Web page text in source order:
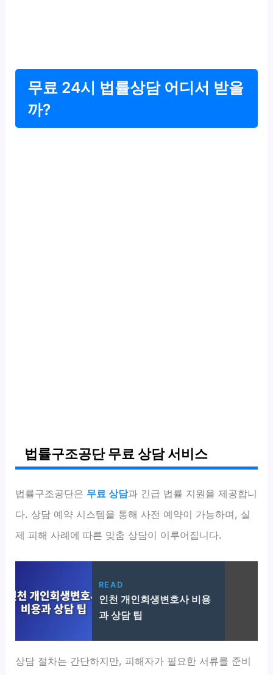
무료 24시 법률상담 어디서 받을
까?
법률구조공단 무료 상담 서비스
법률구조공단은 무료 상담과 긴급 법률 지원을 제공합니
다. 상담 예약 시스템을 통해 사전 예약이 가능하며, 실
제 피해 사례에 따른 맞춤 상담이 이루어집니다.
READ
인천 개인회생변호사 비용
과 상담 팁
상담 절차는 간단하지만, 피해자가 필요한 서류를 준비